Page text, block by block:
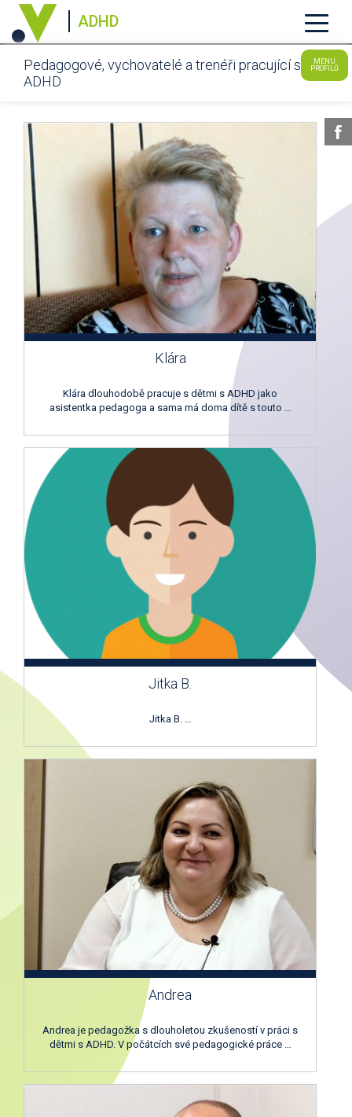
ADHD
Pedagogové, vychovatelé a trenéři pracující s
ADHD
MENU
PROFILŮ
Klára
Klára dlouhodobě pracuje s dětmi s ADHD jako
asistentka pedagoga a sama má doma dítě s touto …
Jitka B.
Jitka B. …
Andrea
Andrea je pedagožka s dlouholetou zkušeností v práci s
dětmi s ADHD. V počátcích své pedagogické práce …